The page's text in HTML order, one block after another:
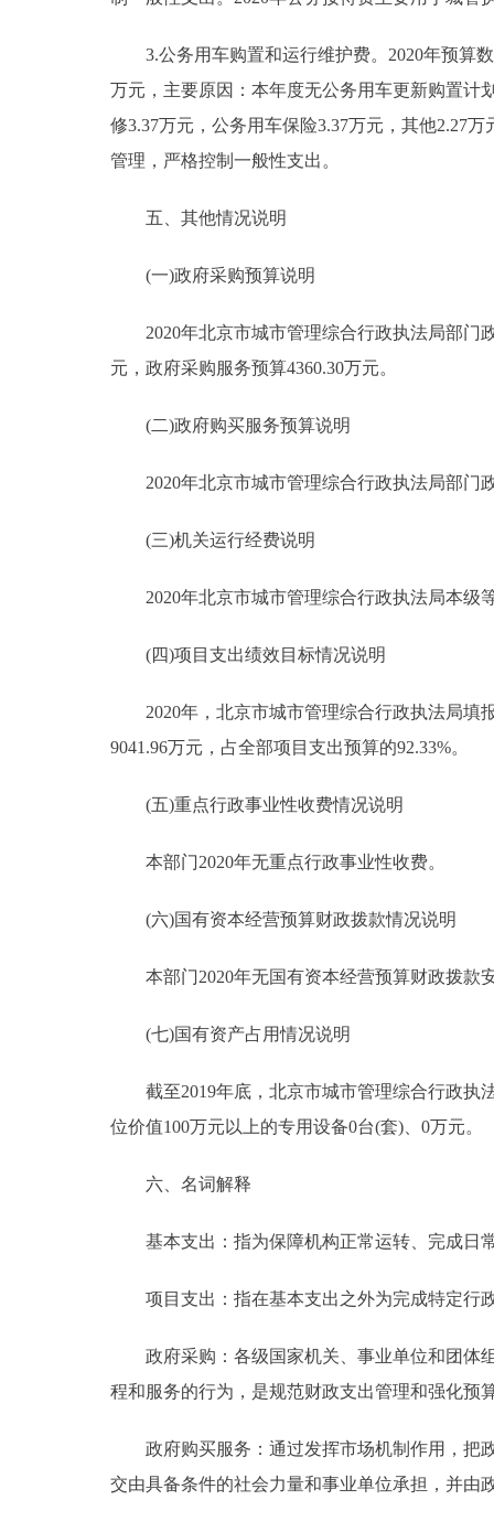
3.公务用车购置和运行维护费。2020年预算数
万元，主要原因：本年度无公务用车更新购置计
修3.37万元，公务用车保险3.37万元，其他2.27
管理，严格控制一般性支出。
五、其他情况说明
(一)政府采购预算说明
2020年北京市城市管理综合行政执法局部门政
元，政府采购服务预算4360.30万元。
(二)政府购买服务预算说明
2020年北京市城市管理综合行政执法局部门
(三)机关运行经费说明
2020年北京市城市管理综合行政执法局本级
(四)项目支出绩效目标情况说明
2020年，北京市城市管理综合行政执法局填报
9041.96万元，占全部项目支出预算的92.33%。
(五)重点行政事业性收费情况说明
本部门2020年无重点行政事业性收费。
(六)国有资本经营预算财政拨款情况说明
本部门2020年无国有资本经营预算财政拨款
(七)国有资产占用情况说明
截至2019年底，北京市城市管理综合行政执法
位价值100万元以上的专用设备0台(套)、0万元。
六、名词解释
基本支出：指为保障机构正常运转、完成日
项目支出：指在基本支出之外为完成特定行
政府采购：各级国家机关、事业单位和团体组
程和服务的行为，是规范财政支出管理和强化预
政府购买服务：通过发挥市场机制作用，把政
交由具备条件的社会力量和事业单位承担，并由